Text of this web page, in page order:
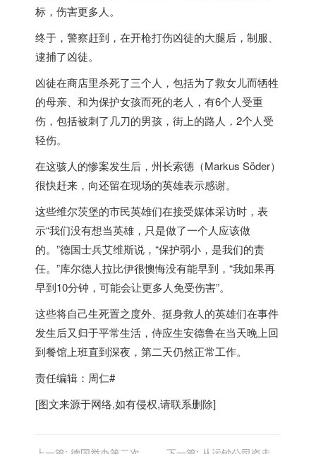
标，伤害更多人。
终于，警察赶到，在开枪打伤凶徒的大腿后，制服、
逮捕了凶徒。
凶徒在商店里杀死了三个人，包括为了救女儿而牺牲
的母亲、和为保护女孩而死的老人，有6个人受重
伤，包括被刺了几刀的男孩，街上的路人，2个人受
轻伤。
在这骇人的惨案发生后，州长索德（Markus Söder）
很快赶来，向还留在现场的英雄表示感谢。
这些维尔茨堡的市民英雄们在接受媒体采访时，表
示“我们没有想当英雄，只是做了一个人应该做
的。”德国士兵艾维斯说，“保护弱小，是我们的责
任。”库尔德人拉比伊很懊悔没有能早到，“我如果再
早到10分钟，可能会让更多人免受伤害”。
这些将自己生死置之度外、挺身救人的英雄们在事件
发生后又归于平常生活，侍应生安德鲁在当天晚上回
到餐馆上班直到深夜，第二天仍然正常工作。
责任编辑：周仁#
[图文来源于网络,如有侵权,请联系删除]